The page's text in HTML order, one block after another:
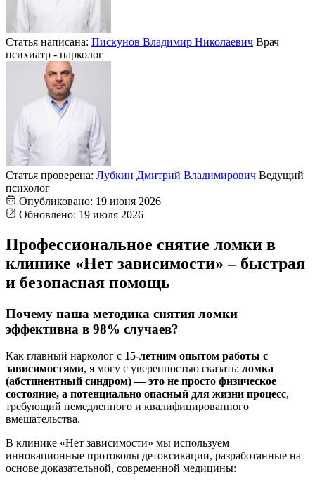
Статья написана: Пискунов Владимир Николаевич Врач
психиатр - нарколог
Статья проверена: Лубкин Дмитрий Владимирович Ведущий
психолог
Опубликовано: 19 июня 2026
Обновлено: 19 июля 2026
Профессиональное снятие ломки в
клинике «Нет зависимости» – быстрая
и безопасная помощь
Почему наша методика снятия ломки
эффективна в 98% случаев?
Как главный нарколог с 15-летним опытом работы с
зависимостями, я могу с уверенностью сказать: ломка
(абстинентный синдром) — это не просто физическое
состояние, а потенциально опасный для жизни процесс,
требующий немедленного и квалифицированного
вмешательства.
В клинике «Нет зависимости» мы используем
инновационные протоколы детоксикации, разработанные на
основе доказательной, современной медицины: